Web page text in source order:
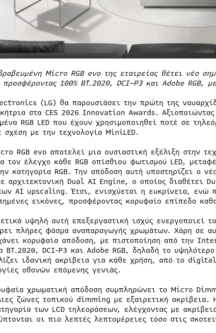
Micro RGB evoτης εταιρείας θέτει νέο
100% BT.2020, DCI–P3 και Adobe RGB,
(LG) θα παρουσιάσει την πρώτη της
στα CES 2026 Innovation Awards.
RGB LED που έχουν χρησιμοποιηθεί ποτέ σε
σχέση με την τεχνολογία MiniLED.
RGB evo αποτελεί μια ουσιαστική εξέλιξη στην
τον έλεγχο κάθε RGB οπίσθιου φωτισμού LED,
κατηγορία RGB. Την απόδοση αυτή υποστηρίζει ο
αρχιτεκτονική Dual AI Engine, ο οποίος διαθέτει
AI upscaling. Έτσι, ενισχύεται η ευκρίνεια, ενώ
εικόνες, προσφέροντας κορυφαίο επίπεδο
υψηλή αυτή επεξεργαστική ισχύς
πλήρες φάσμα αναπαραγωγής χρωμάτων. Χάρη σε
κορυφαία απόδοση, με πιστοποίηση από την
BT.2020, DCI-P3 και Adobe RGB, δηλαδή το
ιδανική ακρίβεια για κάθε χρήση, από το
οθονών επόμενης γενιάς.
χρωματική απόδοση συμπληρώνει το Micro
ζώνες τοπικού dimming με εξαιρετική ακρίβεια.
των LCD τηλεοράσεων, ελέγχοντας με
οι πιο λεπτές λεπτομέρειες τόσο στις